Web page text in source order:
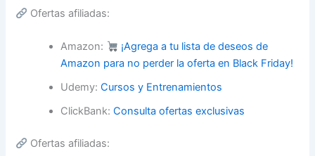
Ofertas afiliadas:
Amazon:
¡Agrega a tu lista de deseos de
Amazon para no perder la oferta en Black Friday!
Udemy:Cursos y Entrenamientos
ClickBank:Consulta ofertas exclusivas
Ofertas afiliadas: